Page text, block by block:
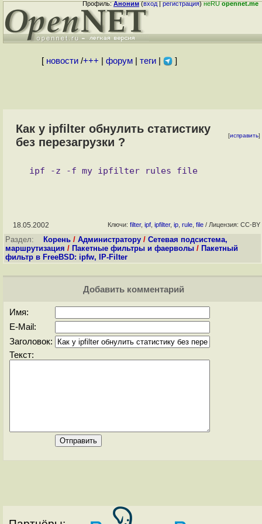
Профиль:Аноним(вход|регистрация)неRUopennet.me
[ новости/+++ форум| теги| ]
Как у ipfilter обнулить статистику
без перезагрузки ?
[исправить]
  ipf -z -f my_ipfilter_rules_file
18.05.2002 Ключи: filter, ipf ipfilter, ip rule file / Лицензия: CC-BY
Раздел: Корень / Администратору / Сетевая подсистема,
маршрутизация / Пакетные фильтры и фаерволы / Пакетный
фильтр в FreeBSD: ipfw, IP-Filter
Добавить комментарий
Имя:
E-Mail:
Заголовок:
Текст: